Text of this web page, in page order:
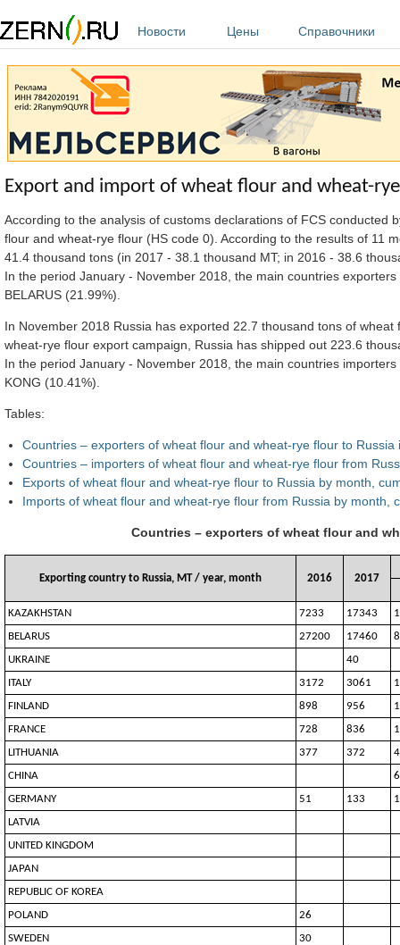
Новости
Цены Справочники
Export and import of wheat flour and wheat-
According to the analysis of customs declarations of FCS conducted
flour and wheat-rye flour (HS code 0). According to the results of 11
41.4 thousand tons (in 2017 - 38.1 thousand MT; in 2016 - 38.6
In the period January - November 2018, the main countries
BELARUS (21.99%).
In November 2018 Russia has exported 22.7 thousand tons of
wheat-rye flour export campaign, Russia has shipped out 223.6
In the period January - November 2018, the main countries
KONG (10.41%).
Tables:
Countries – exporters of wheat flour and wheat-rye flour to
Countries – importers of wheat flour and wheat-rye flour from
Exports of wheat flour and wheat-rye flour to Russia by month,
Imports of wheat flour and wheat-rye flour from Russia by month,
Countries – exporters of wheat flour and
Exporting country to Russia, MT / year, month 2016 2017
KAZAKHSTAN 7233 17343
BELARUS
27200 17460
UKRAINE
40
ITALY
3172 3061
FINLAND
898 956
FRANCE
728 836
LITHUANIA
377 372
CHINA
GERMANY
51 133
LATVIA
UNITED KINGDOM
JAPAN
REPUBLIC OF KOREA
POLAND
26
SWEDEN
30